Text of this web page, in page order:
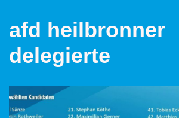
afd heilbronner
delegierte